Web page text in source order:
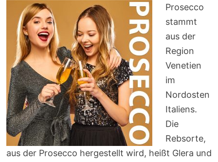
Prosecco
stammt
aus der
Region
Venetien
im
Nordosten
Italiens.
Die
Rebsorte,
aus der Prosecco hergestellt wird, heißt Glera und